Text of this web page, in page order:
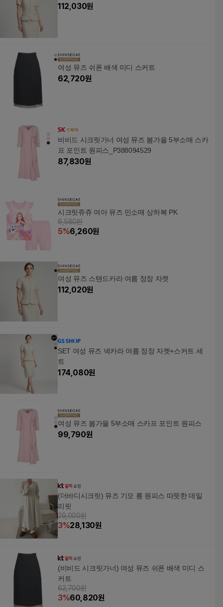
112,030원
여성 뮤즈 쉬폰 배색 미디 스커트
62,720원
비비드 시크릿가너 여성 뮤즈 봄가을 5부소매 스카
프 포인트 원피스_P388094529
87,830원
시크릿쥬쥬 여아 뮤즈 민소매 상하복 PK
6,580원
5%6,260원
여성 뮤즈 스탠드카라 여름 정장 자켓
112,020원
SET 여성 뮤즈 넥카라 여름 정장 자켓+스커트 세
트
174,080원
여성 뮤즈 봄가을 5부소매 스카프 포인트 원피스
99,790원
(더바디시크릿) 뮤즈 기모 롱 원피스 따뜻한 데일
리핏
29,000원
3%28,130원
(비비드 시크릿가너) 여성 뮤즈 쉬폰 배색 미디 스
커트
62,700원
3%60,820원